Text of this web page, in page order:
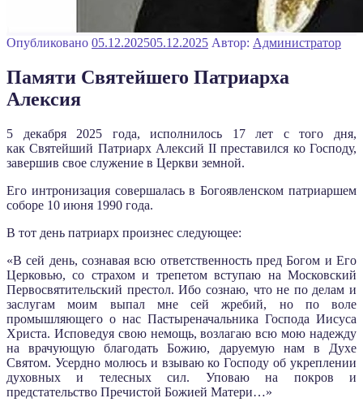
Опубликовано 05.12.202505.12.2025 Автор: Администратор
Памяти Святейшего Патриарха
Алексия
5 декабря 2025 года, исполнилось 17 лет с того дня,
как Святейший Патриарх Алексий II преставился ко Господу,
завершив свое служение в Церкви земной.
Его интронизация совершалась в Богоявленском патриаршем
соборе 10 июня 1990 года.
В тот день патриарх произнес следующее:
«В сей день, сознавая всю ответственность пред Богом и Его
Церковью, со страхом и трепетом вступаю на Московский
Первосвятительский престол. Ибо сознаю, что не по делам и
заслугам моим выпал мне сей жребий, но по воле
промышляющего о нас Пастыреначальника Господа Иисуса
Христа. Исповедуя свою немощь, возлагаю всю мою надежду
на врачующую благодать Божию, даруемую нам в Духе
Святом. Усердно молюсь и взываю ко Господу об укреплении
духовных и телесных сил. Уповаю на покров и
предстательство Пречистой Божией Матери…»